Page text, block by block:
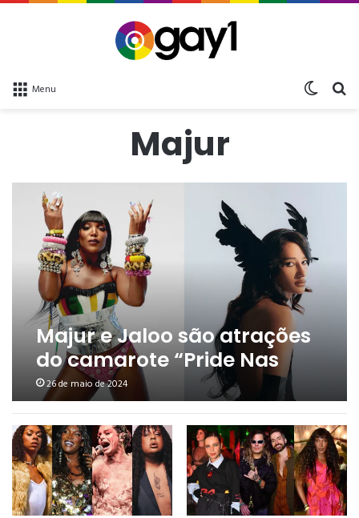
Menu
Majur
Majur e Jaloo são atrações
do camarote “Pride Nas
Alturas” para a Parada
LGBT+ de SP
26 de maio de 2024